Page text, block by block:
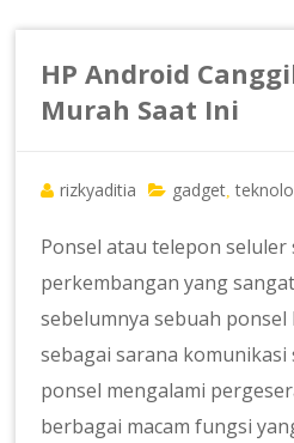
HP Android
Murah Saat Ini
rizkyaditia gadget ,
Ponsel atau telepon seluler
perkembangan yang
sebelumnya sebuah
sebagai sarana
ponsel mengalami
berbagai macam fungsi